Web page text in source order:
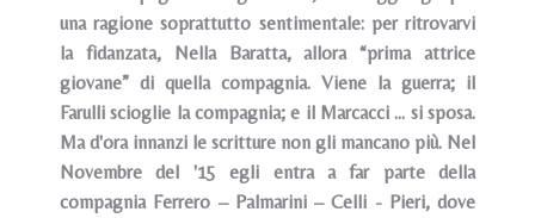
una ragione soprattutto sentimentale: per ritrovarvi
la fidanzata, Nella Baratta, allora “prima attrice
giovane” di quella compagnia. Viene la guerra; il
Farulli scioglie la compagnia; e il Marcacci ... si sposa.
Ma d'ora innanzi le scritture non gli mancano più. Nel
Novembre del '15 egli entra a far parte della
compagnia Ferrero – Palmarini – Celli - Pieri, dove